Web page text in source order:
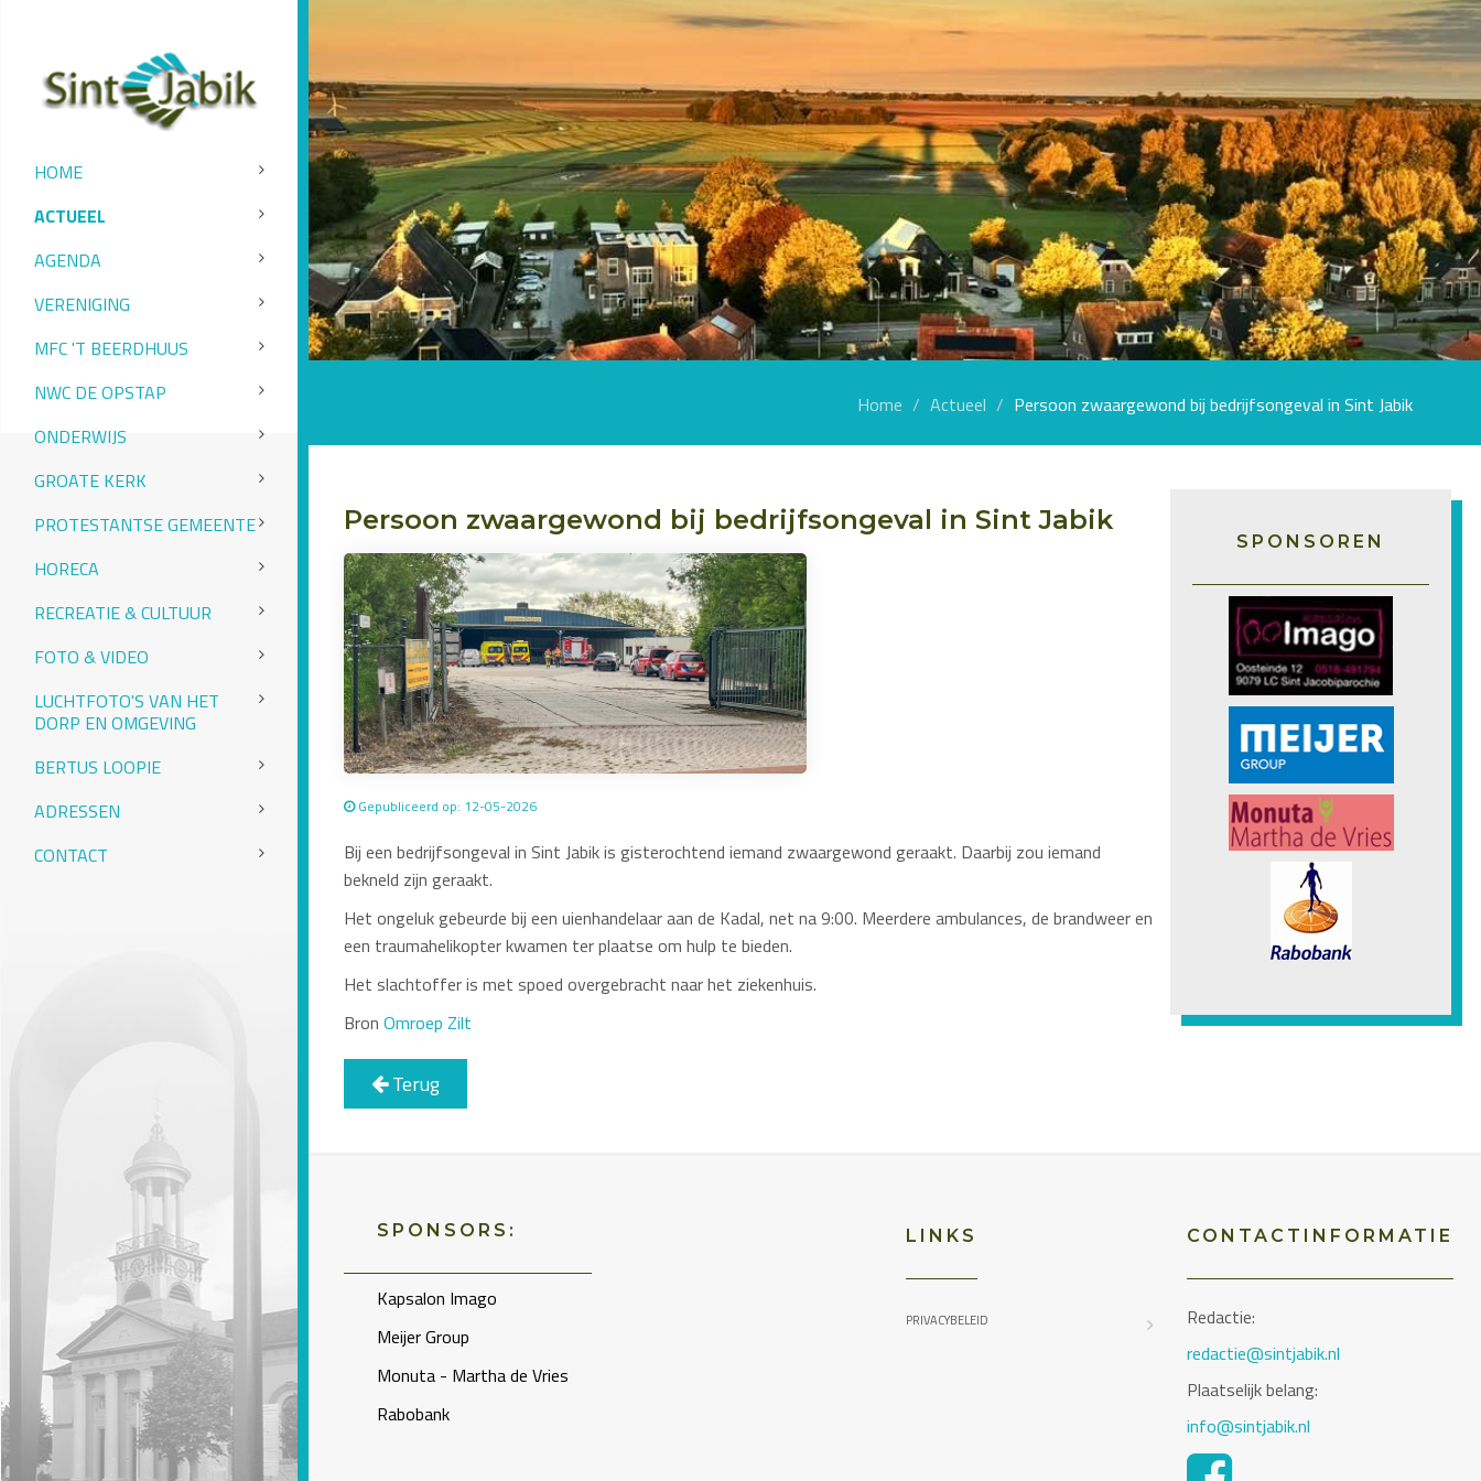
HOME
ACTUEEL
AGENDA
VERENIGING
MFC 'T BEERDHUUS
NWC DE OPSTAP
ONDERWIJS
GROATE KERK
PROTESTANTSE GEMEENTE
HORECA
RECREATIE & CULTUUR
FOTO & VIDEO
LUCHTFOTO'S VAN HET
DORP EN OMGEVING
BERTUS LOOPIE
ADRESSEN
CONTACT
Home Actueel Persoon zwaargewond bij bedrijfsongeval in Sint Jabik
Persoon zwaargewond bij bedrijfsongeval in Sint Jabik
Gepubliceerd op: 12-05-2026
Bij een bedrijfsongeval in Sint Jabik is gisterochtend iemand zwaargewond geraakt. Daarbij zou iemand
bekneld zijn geraakt.
Het ongeluk gebeurde bij een uienhandelaar aan de Kadal, net na 9:00. Meerdere ambulances, de brandweer en
een traumahelikopter kwamen ter plaatse om hulp te bieden.
Het slachtoffer is met spoed overgebracht naar het ziekenhuis.
Bron Omroep Zilt
Terug
SPONSOREN
SPONSORS:
Kapsalon Imago
Meijer Group
Monuta - Martha de Vries
Rabobank
LINKS
PRIVACYBELEID
CONTACTINFORMATIE
Redactie:
redactie@sintjabik.nl
Plaatselijk belang:
info@sintjabik.nl